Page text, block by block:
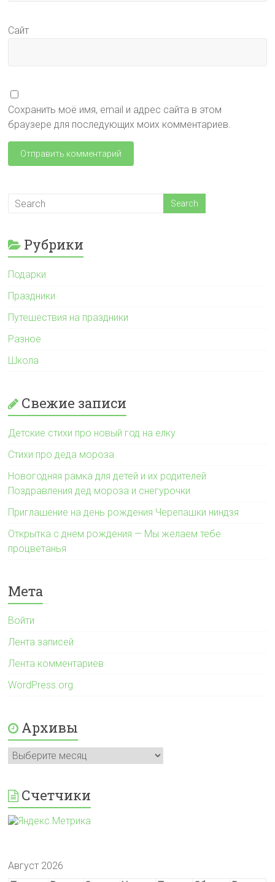
Сайт
Сохранить моё имя, email и адрес сайта в этом
браузере для последующих моих комментариев.
Рубрики
Подарки
Праздники
Путешествия на праздники
Разное
Школа
Свежие записи
Детские стихи про новый год на елку
Стихи про деда мороза
Новогодняя рамка для детей и их родителей
Поздравления дед мороза и снегурочки
Приглашение на день рождения Черепашки ниндзя
Открытка с днем рождения — Мы желаем тебе
процветанья
Мета
Войти
Лента записей
Лента комментариев
WordPress.org
Архивы
Архивы
Счетчики
Август 2026